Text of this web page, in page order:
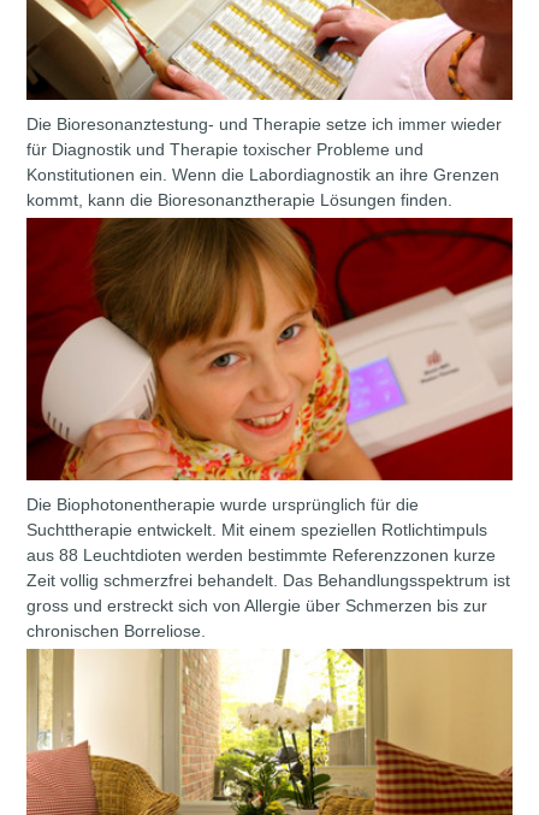
Die Bioresonanztestung- und Therapie setze ich immer wieder
für Diagnostik und Therapie toxischer Probleme und
Konstitutionen ein. Wenn die Labordiagnostik an ihre Grenzen
kommt, kann die Bioresonanztherapie Lösungen finden.
Die Biophotonentherapie wurde ursprünglich für die
Suchttherapie entwickelt. Mit einem speziellen Rotlichtimpuls
aus 88 Leuchtdioten werden bestimmte Referenzzonen kurze
Zeit vollig schmerzfrei behandelt. Das Behandlungsspektrum ist
gross und erstreckt sich von Allergie über Schmerzen bis zur
chronischen Borreliose.